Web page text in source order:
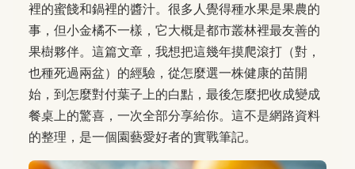
裡的蜜餞和鍋裡的醬汁。很多人覺得種水果是果農的
事，但小金橘不一樣，它大概是都市叢林裡最友善的
果樹夥伴。這篇文章，我想把這幾年摸爬滾打（對，
也種死過兩盆）的經驗，從怎麼選一株健康的苗開
始，到怎麼對付葉子上的白點，最後怎麼把收成變成
餐桌上的驚喜，一次全部分享給你。這不是網路資料
的整理，是一個園藝愛好者的實戰筆記。